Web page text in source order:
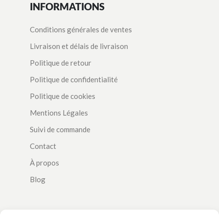
INFORMATIONS
Conditions générales de ventes
Livraison et délais de livraison
Politique de retour
Politique de confidentialité
Politique de cookies
Mentions Légales
Suivi de commande
Contact
À propos
Blog